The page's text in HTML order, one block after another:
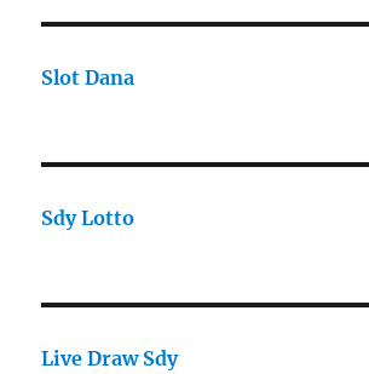
Slot Dana
Sdy Lotto
Live Draw Sdy